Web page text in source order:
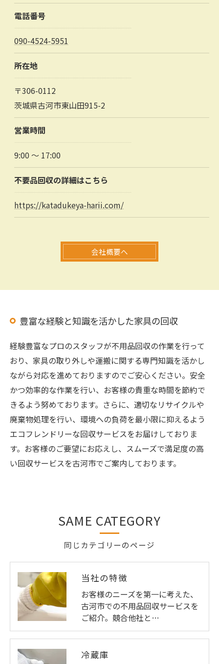
電話番号
090-4524-5951
所在地
〒306-0112
茨城県古河市東山田915-2
営業時間
9:00 ～ 17:00
不要品回収の詳細はこちら
https://katadukeya-harii.com/
会社概要へ
豊富な経験と知識を活かした家具の回収
経験豊富なプロのスタッフが不用品回収の作業を行って
おり、家具の取り外しや運搬に関する専門知識を活かし
ながら対応を進めておりますのでご安心ください。安全
かつ効率的な作業を行い、お客様の貴重な時間を節約で
きるよう努めております。さらに、適切なリサイクルや
廃棄物処理を行い、環境への負荷を最小限に抑えるよう
エコフレンドリーな回収サービスをお届けしておりま
す。お客様のご要望にお応えし、スムーズで満足度の高
い回収サービスを古河市でご案内しております。
同じカテゴリーのページ
SAME CATEGORY
当社の特徴
お客様のニーズを第一に考えた、
古河市での不用品回収サービスを
ご紹介。競合他社と…
冷蔵庫